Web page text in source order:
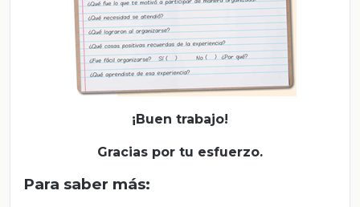
¡Buen trabajo!
Gracias por tu esfuerzo.
Para saber más: